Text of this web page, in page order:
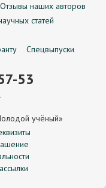
Отзывы наших авторов
статей
Спецвыпуски
53
учёный»